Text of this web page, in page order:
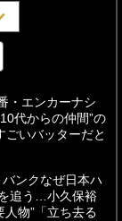
・エンカーナシ
代からの仲間”の
ごいバッターだと
バンクなぜ日本ハ
追う…小久保裕
物”「立ち去る